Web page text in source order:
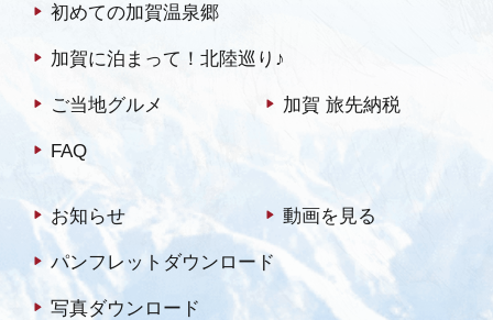
初めての加賀温泉郷
加賀に泊まって！北陸巡り♪
ご当地グルメ 加賀 旅先納税
FAQ
お知らせ 動画を見る
パンフレットダウンロード
写真ダウンロード